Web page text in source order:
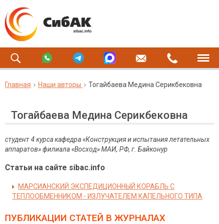
Главная Наши авторы Тогайбаева Медина Серикбековна
Тогайбаева Медина Серикбековна
студент 4 курса кафедра «Конструкция и испытания летательных
аппаратов» филиала «Восход» МАИ, РФ, г. Байконур
Статьи на сайте sibac.info
МАРСИАНСКИЙ ЭКСПЕДИЦИОННЫЙ КОРАБЛЬ С
ТЕПЛООБМЕННИКОМ - ИЗЛУЧАТЕЛЕМ КАПЕЛЬНОГО ТИПА
ПУБЛИКАЦИИ СТАТЕЙ В ЖУРНАЛАХ